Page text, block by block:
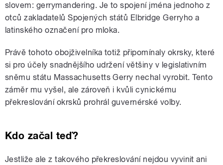
slovem: gerrymandering. Je to spojení jména jednoho z
otců zakladatelů Spojených států Elbridge Gerryho a
latinského označení pro mloka.
Právě tohoto obojživelníka totiž připomínaly okrsky, které
si pro účely snadnějšího udržení většiny v legislativním
sněmu státu Massachusetts Gerry nechal vyrobit. Tento
záměr mu vyšel, ale zároveň i kvůli cynickému
překreslování okrsků prohrál guvernérské volby.
Kdo začal teď?
Jestliže ale z takového překreslování nejdou vyvinit ani